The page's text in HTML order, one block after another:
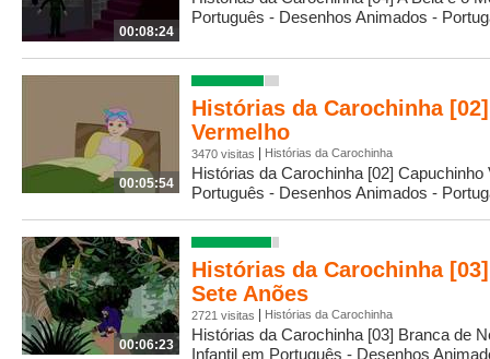
00:08:24
Português - Desenhos Animados -
00:05:54
Histórias da Carochinha
Vermelho
3470 visitas Histórias da Carochinha
Histórias da Carochinha [02]
Português - Desenhos Animados -
00:06:23
Histórias da Carochinha
Sete Anões
2721 visitas Histórias da Carochinha
Histórias da Carochinha [03] Branca de
Infantil em Português - Desenhos